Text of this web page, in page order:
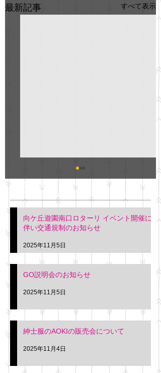
最新記事 すべて表示
明日(11月6日)午後3時～5
階会議室にてGOの説明会
を行います。 神奈川個人
タクシー協同組合 専務 佐
久間
最新記事
向ケ丘遊園南口ロターリ イベント開催に
伴い交通規制のお知らせ
2025年11月5日
GO説明会のお知らせ
2025年11月5日
紳士服のAOKIの販売会について
2025年11月4日